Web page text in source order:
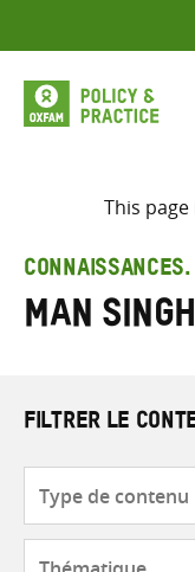
to
content
This
CONNAISSANCES.
Man
FILTRER LE